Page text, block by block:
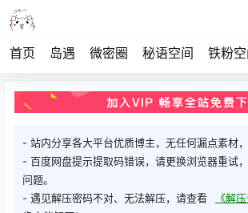
首页 岛遇 微密圈 秘语空间 铁粉空
- 站内分享各大平台优质博主，无任何漏点素材，
- 百度网盘提示提取码错误，请更换浏览器重试
问题。
- 遇见解压密码不对、无法解压，请查看
《解